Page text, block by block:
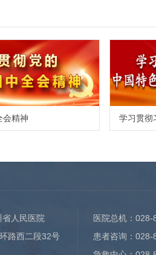
会精神
省人民医院
路西二段32号
医院总机： 028-
患者咨询： 028-